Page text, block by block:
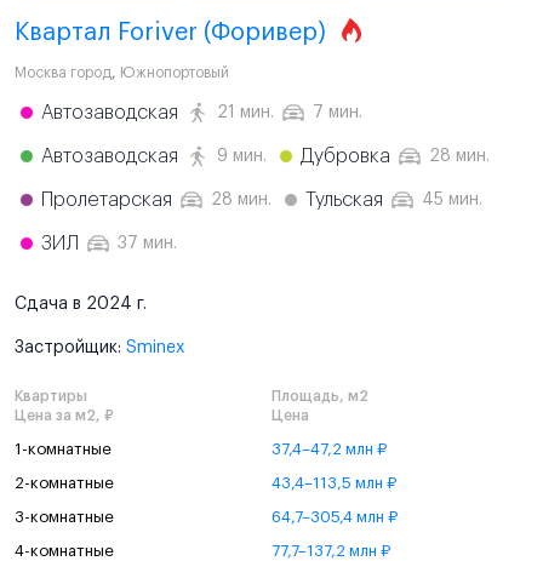
Квартал Foriver (Форивер)
Москва город, Южнопортовый
Автозаводская 21 мин. 7 мин.
Автозаводская 9 мин. Дубровка 28 мин.
Пролетарская 28 мин. Тульская 45 мин.
ЗИЛ 37 мин.
Сдача в 2024 г.
Застройщик: Sminex
Квартиры
Площадь, м2
Цена за м2, ₽
Цена
1-комнатные 37,4–47,2 млн ₽
2-комнатные 43,4–113,5 млн ₽
3-комнатные 64,7–305,4 млн ₽
4-комнатные 77,7–137,2 млн ₽